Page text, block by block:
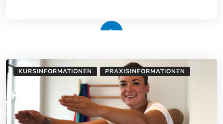
KURSINFORMATIONEN PRAXISINFORMATIONEN